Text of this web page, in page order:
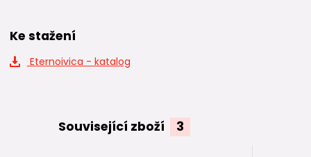
Ke stažení
Eternoivica - katalog
Související zboží 3